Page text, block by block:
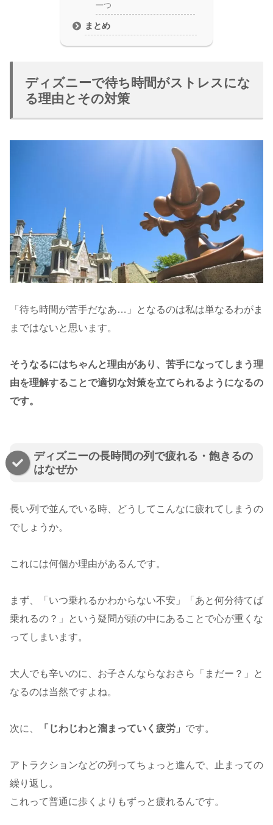
一つ
まとめ
ディズニーで待ち時間がストレスにな
る理由とその対策
「待ち時間が苦手だなあ…」となるのは私は単なるわがま
まではないと思います。
そうなるにはちゃんと理由があり、苦手になってしまう理
由を理解することで適切な対策を立てられるようになるの
です。
ディズニーの長時間の列で疲れる・飽きるの
はなぜか
長い列で並んでいる時、どうしてこんなに疲れてしまうの
でしょうか。
これには何個か理由があるんです。
まず、「いつ乗れるかわからない不安」「あと何分待てば
乗れるの？」という疑問が頭の中にあることで心が重くな
ってしまいます。
大人でも辛いのに、お子さんならなおさら「まだー？」と
なるのは当然ですよね。
次に、 「じわじわと溜まっていく疲労」 です。
アトラクションなどの列ってちょっと進んで、止まっての
繰り返し。
これって普通に歩くよりもずっと疲れるんです。